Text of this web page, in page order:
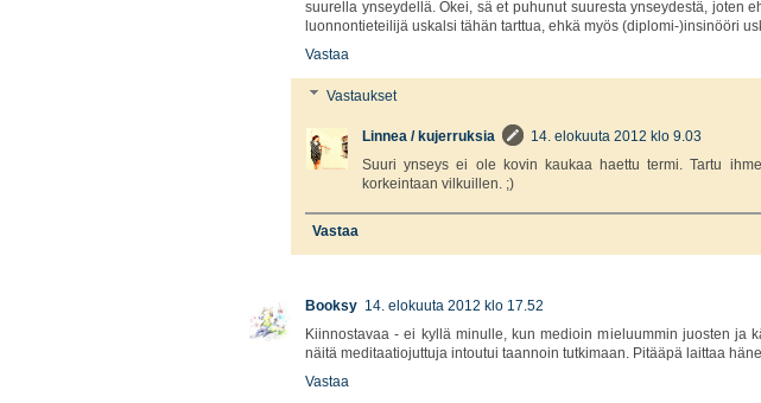
suurella ynseydellä. Okei, sä et puhunut suuresta ynseydestä, joten
luonnontieteilijä uskalsi tähän tarttua, ehkä myös (diplomi-)insinööri
Vastaa
Vastaukset
Linnea / kujerruksia
14. elokuuta 2012 klo 9.03
Suuri ynseys ei ole kovin kaukaa haettu termi. Tartu
korkeintaan vilkuillen. ;)
Vastaa
Booksy 14. elokuuta 2012 klo 17.52
Kiinnostavaa - ei kyllä minulle, kun medioin mieluummin juosten ja
näitä meditaatiojuttuja intoutui taannoin tutkimaan. Pitääpä laittaa
Vastaa